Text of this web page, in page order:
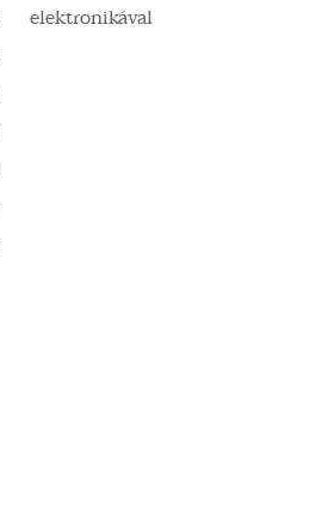
elektronikával